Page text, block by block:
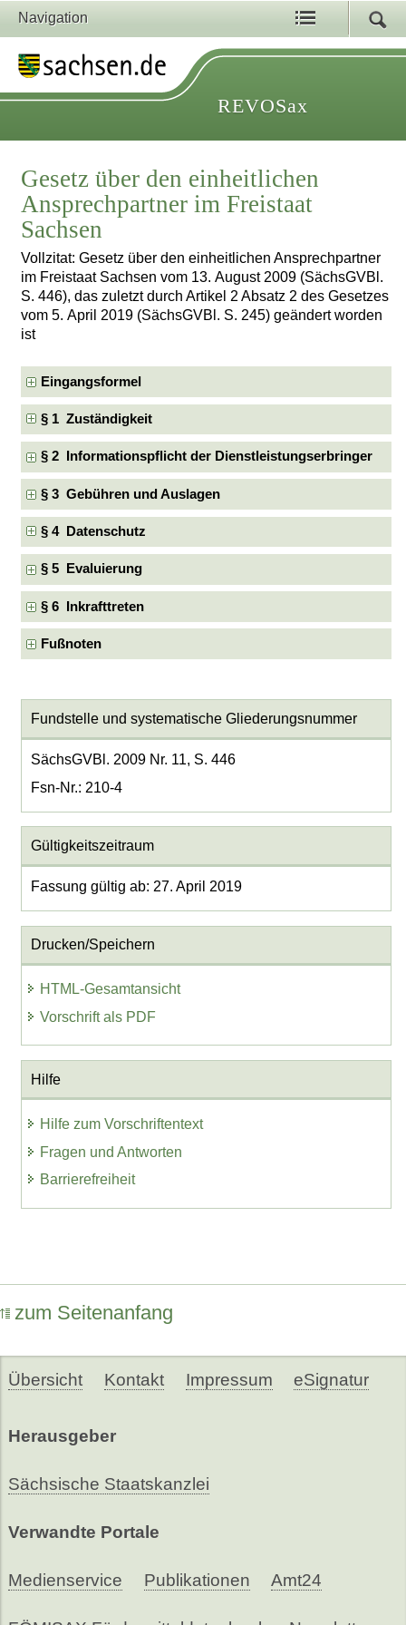
Navigation
REVOSax
Gesetz über den einheitlichen
Ansprechpartner im Freistaat
Sachsen
Vollzitat: Gesetz über den einheitlichen Ansprechpartner
im Freistaat Sachsen vom 13. August 2009 (SächsGVBl.
S. 446), das zuletzt durch Artikel 2 Absatz 2 des Gesetzes
vom 5. April 2019 (SächsGVBl. S. 245) geändert worden
ist
Eingangsformel
§ 1 Zuständigkeit
§ 2 Informationspflicht der Dienstleistungserbringer
§ 3 Gebühren und Auslagen
§ 4 Datenschutz
§ 5 Evaluierung
§ 6 Inkrafttreten
Fußnoten
Fundstelle und systematische Gliederungsnummer
SächsGVBl. 2009 Nr. 11, S. 446
Fsn-Nr.: 210-4
Gültigkeitszeitraum
Fassung gültig ab: 27. April 2019
Drucken/Speichern
HTML-Gesamtansicht
Vorschrift als PDF
Hilfe
Hilfe zum Vorschriftentext
Fragen und Antworten
Barrierefreiheit
zum Seitenanfang
Übersicht Kontakt Impressum eSignatur
Herausgeber
Sächsische Staatskanzlei
Verwandte Portale
Medienservice Publikationen Amt24